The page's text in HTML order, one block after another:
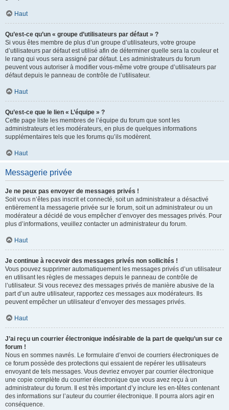
Haut
Qu’est-ce qu’un « groupe d’utilisateurs par défaut » ?
Si vous êtes membre de plus d’un groupe d’utilisateurs, votre groupe
d’utilisateurs par défaut est utilisé afin de déterminer quelle sera la couleur et
le rang qui vous sera assigné par défaut. Les administrateurs du forum
peuvent vous autoriser à modifier vous-même votre groupe d’utilisateurs par
défaut depuis le panneau de contrôle de l’utilisateur.
Haut
Qu’est-ce que le lien « L’équipe » ?
Cette page liste les membres de l’équipe du forum que sont les
administrateurs et les modérateurs, en plus de quelques informations
supplémentaires tels que les forums qu’ils modèrent.
Haut
Messagerie privée
Je ne peux pas envoyer de messages privés !
Soit vous n’êtes pas inscrit et connecté, soit un administrateur a désactivé
entièrement la messagerie privée sur le forum, soit un administrateur ou un
modérateur a décidé de vous empêcher d’envoyer des messages privés. Pour
plus d’informations, veuillez contacter un administrateur du forum.
Haut
Je continue à recevoir des messages privés non sollicités !
Vous pouvez supprimer automatiquement les messages privés d’un utilisateur
en utilisant les règles de messages depuis le panneau de contrôle de
l’utilisateur. Si vous recevez des messages privés de manière abusive de la
part d’un autre utilisateur, rapportez ces messages aux modérateurs. Ils
peuvent empêcher un utilisateur d’envoyer des messages privés.
Haut
J’ai reçu un courrier électronique indésirable de la part de quelqu’un sur ce
forum !
Nous en sommes navrés. Le formulaire d’envoi de courriers électroniques de
ce forum possède des protections qui essaient de repérer les utilisateurs
envoyant de tels messages. Vous devriez envoyer par courrier électronique
une copie complète du courrier électronique que vous avez reçu à un
administrateur du forum. Il est très important d’y inclure les en-têtes contenant
des informations sur l’auteur du courrier électronique. Il pourra alors agir en
conséquence.